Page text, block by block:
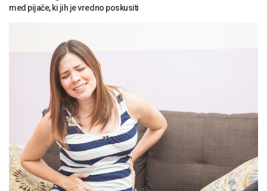
med pijače, ki jih je vredno poskusiti